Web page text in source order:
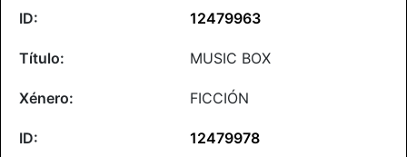
12479963
MUSIC BOX
FICCIÓN
12479978